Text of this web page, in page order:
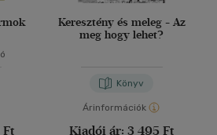
Keresztény és meleg - Az
meg hogy lehet?
Könyv
Árinformációk
Kiadói ár: 3 495 Ft